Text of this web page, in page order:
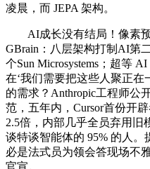
凌晨，而 JEPA 架构。
AI成长没有结局！像素预
GBrain：八层架构打制AI第
个Sun Microsystems；超等
在‘我们需要把这些人聚正在
的需求？Anthropic工程师公
范，五年内，Cursor首份开
2.5倍，内部几乎全员弃用旧
谈特谈智能体的 95% 的人。
必是法式员为领会答现场不
官宣。